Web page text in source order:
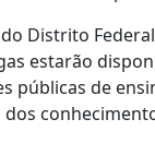
Distrito
estarão
públicas de